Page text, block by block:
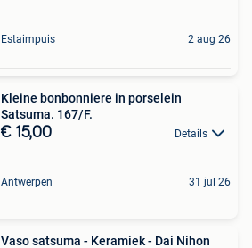
Estaimpuis 2 aug 26
Kleine bonbonniere in porselein
Satsuma. 167/F.
€ 15,00 Details
Antwerpen 31 jul 26
Vaso satsuma - Keramiek - Dai Nihon